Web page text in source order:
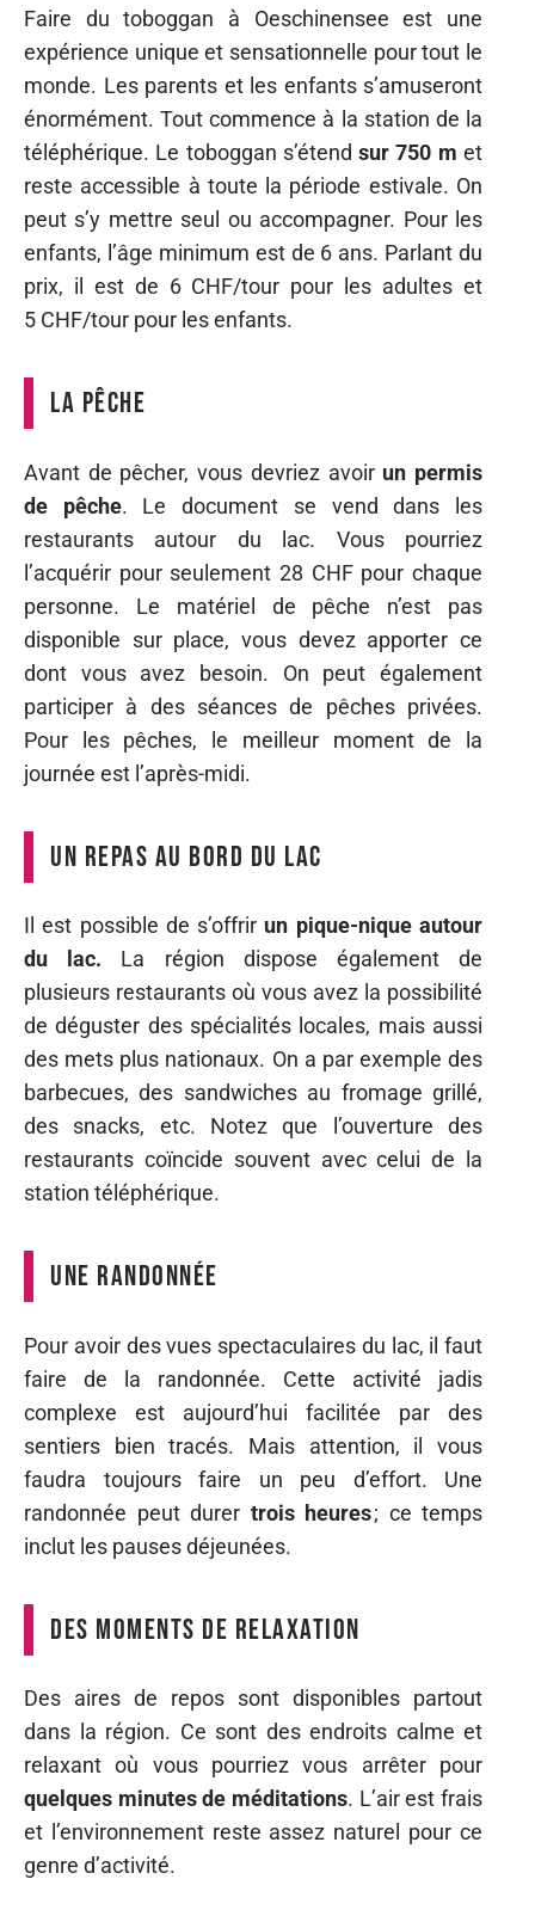
Faire du toboggan à Oeschinensee est une
expérience unique et sensationnelle pour tout le
monde. Les parents et les enfants s’amuseront
énormément. Tout commence à la station de la
téléphérique. Le toboggan s’étendsur 750 m et
reste accessible à toute la période estivale. On
peut s’y mettre seul ou accompagner. Pour les
enfants, l’âge minimum est de 6 ans. Parlant du
prix, il est de 6 CHF/tour pour les adultes et
5 CHF/tour pour les enfants.
La pêche
Avant de pêcher, vous devriez avoir un permis
de pêche. Le document se vend dans les
restaurants autour du lac. Vous pourriez
l’acquérir pour seulement 28 CHF pour chaque
personne. Le matériel de pêche n’est pas
disponible sur place, vous devez apporter ce
dont vous avez besoin. On peut également
participer à des séances de pêches privées.
Pour les pêches, le meilleur moment de la
journée est l’après-midi.
Un repas au bord du lac
Il est possible de s’offrir un pique-nique autour
du lac. La région dispose également de
plusieurs restaurants où vous avez la possibilité
de déguster des spécialités locales, mais aussi
des mets plus nationaux. On a par exemple des
barbecues, des sandwiches au fromage grillé,
des snacks, etc. Notez que l’ouverture des
restaurants coïncide souvent avec celui de la
station téléphérique.
Une randonnée
Pour avoir des vues spectaculaires du lac, il faut
faire de la randonnée. Cette activité jadis
complexe est aujourd’hui facilitée par des
sentiers bien tracés. Mais attention, il vous
faudra toujours faire un peu d’effort. Une
randonnée peut durer trois heures; ce temps
inclut les pauses déjeunées.
Des moments de relaxation
Des aires de repos sont disponibles partout
dans la région. Ce sont des endroits calme et
relaxant où vous pourriez vous arrêter pour
quelques minutes de méditations. L’air est frais
et l’environnement reste assez naturel pour ce
genre d’activité.